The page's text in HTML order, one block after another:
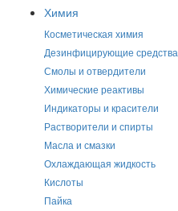
Химия
Косметическая химия
Дезинфицирующие средства
Смолы и отвердители
Химические реактивы
Индикаторы и красители
Растворители и спирты
Масла и смазки
Охлаждающая жидкость
Кислоты
Пайка